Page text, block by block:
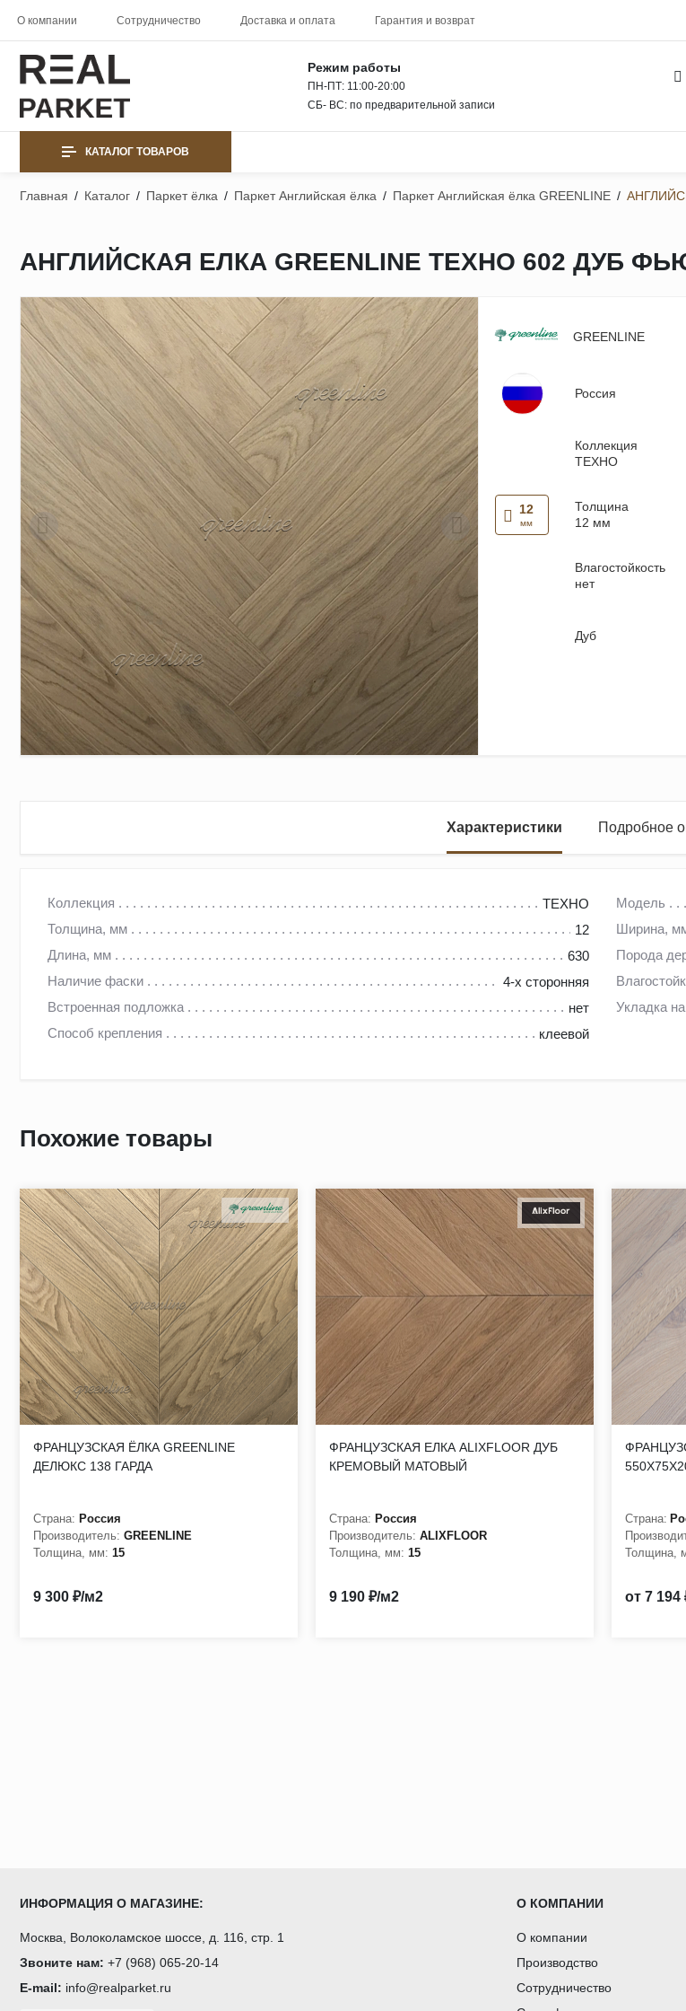
О компании Сотрудничество Доставка и оплата Гарантия и возврат
Режим работы
ПН-ПТ: 11:00-20:00
СБ- ВС: по предварительной записи
КАТАЛОГ ТОВАРОВ
Главная / Каталог / Паркет ёлка / Паркет Английская ёлка / Паркет Английская ёлка GREENLINE /
АНГЛИЙСКАЯ ЕЛКА GREENLINE ТЕХНО 602 ДУБ
GREENLINE
Россия
Коллекция
ТЕХНО
12
мм
Толщина
12 мм
Влагостойкость
нет
Дуб
Характеристики Подробное
Коллекция ТЕХНО Модель
Толщина, мм
12 Ширина,
Длина, мм
630 Порода
Наличие фаски
4-х сторонняя
Встроенная подложка
нет Укладка
Способ крепления
клеевой
стабильности (HDF - High Density Fiberboard). Нижний слой – шпон берёзы. Многослойность изделия
температурным и влажностным колебаниям.
Фаска с 4-х сторон выразительно выделяет каждую планку, подчеркивая натуральность напольного
Похожие товары
ФРАНЦУЗСКАЯ ЁЛКА GREENLINE
ДЕЛЮКС 138 ГАРДА
Страна: Россия
Производитель: GREENLINE
Толщина, мм: 15
9 300 ₽/м2
ФРАНЦУЗСКАЯ ЕЛКА ALIXFLOOR ДУБ
КРЕМОВЫЙ МАТОВЫЙ
Страна: Россия
Производитель: ALIXFLOOR
Толщина, мм: 15
9 190 ₽/м2
Страна:
Толщина,
от 7 194
ИНФОРМАЦИЯ О МАГАЗИНЕ:
Москва, Волоколамское шоссе, д. 116, стр. 1
Звоните нам: +7 (968) 065-20-14
E-mail: info@realparket.ru
О КОМПАНИИ
О компании
Производство
Сотрудничество